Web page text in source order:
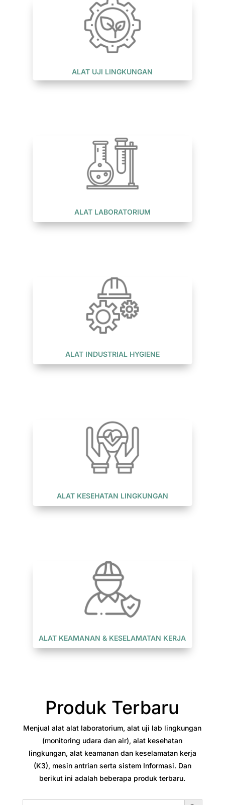
ALAT UJI LINGKUNGAN
ALAT LABORATORIUM
ALAT INDUSTRIAL HYGIENE
ALAT KESEHATAN LINGKUNGAN
ALAT KEAMANAN & KESELAMATAN KERJA
Produk Terbaru
Menjual alat alat laboratorium, alat uji lab lingkungan
(monitoring udara dan air), alat kesehatan
lingkungan, alat keamanan dan keselamatan kerja
(K3), mesin antrian serta sistem Informasi. Dan
berikut ini adalah beberapa produk terbaru.
Search
Search Button